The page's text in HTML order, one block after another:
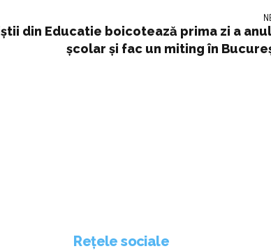
din Educatie boicotează prima zi a
școlar și fac un miting în
Rețele sociale